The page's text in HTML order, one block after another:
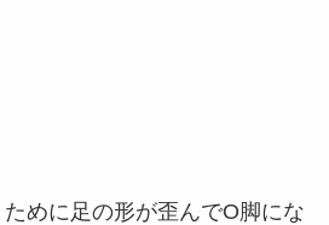
めに足の形が歪んでО脚にな